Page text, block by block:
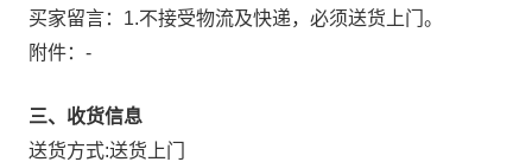
买家留言：1.不接受物流及快递，必须送货上门。
附件： -
三、收货信息
送货方式:送货上门